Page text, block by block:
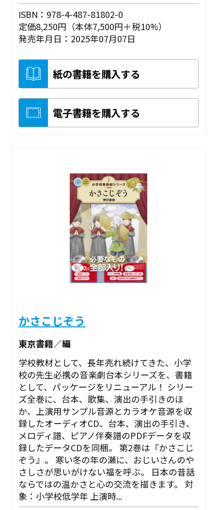
ISBN：978-4-487-81802-0
定価8,250円（本体7,500円＋税10%）
発売年月日：2025年07月07日
紙の書籍を購入する
電子書籍を購入する
かさこじぞう
東京書籍／編
学校教材として、長年売れ続けてきた、小学
校の先生必携の音楽劇台本シリーズを、書籍
として、パッケージをリニューアル！ シリー
ズ全巻に、台本、歌集、演出の手引きのほ
か、上演用サンプル音源とカラオケ音源を収
録したオーディオCD、台本、演出の手引き、
メロディ譜、ピアノ伴奏譜のPDFデータを収
録したデータCDを同梱。 第2巻は『かさこじ
ぞう』。 寒い冬の年の瀬に、おじいさんのや
さしさが思いがけない福を呼ぶ。 日本の昔話
ならではの温かさと心の交流を描きます。 対
象：小学校低学年 上演時...